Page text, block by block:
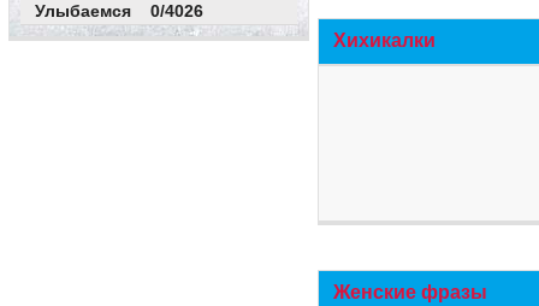
Улыбаемся 0/4026
Хихикалки
Женские фразы